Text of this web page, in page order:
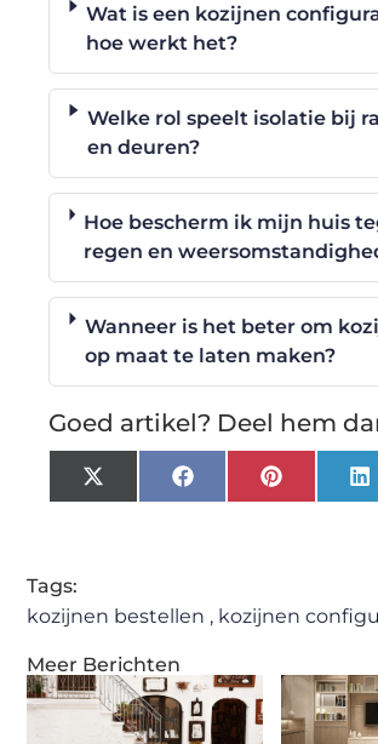
Meer Berichten
Wat is een kozijnen
hoe werkt het?
Welke rol speelt isolatie bij
en deuren?
Hoe bescherm ik mijn huis
regen en
Wanneer is het beter om
op maat te laten maken?
Goed artikel? Deel hem
X
(Twitter)
FacebookPinterest
Tags:
kozijnen bestellen , kozijnen